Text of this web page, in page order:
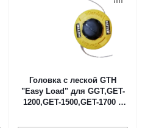
Головка с леской GTH
"Easy Load" для GGT,GET-
1200,GET-1500,GET-1700 в